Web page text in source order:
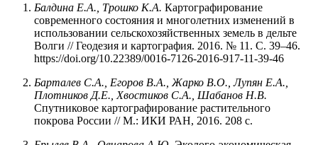
Балдина Е.А., Трошко К.А. Картографирование
современного состояния и многолетних изменений в
использовании сельскохозяйственных земель в дельте
Волги // Геодезия и картография. 2016. № 11. С. 39–46.
https://doi.org/10.22389/0016-7126-2016-917-11-39-46
Барталев С.А., Егоров В.А., Жарко В.О., Лупян Е.А.,
Плотников Д.Е., Хвостиков С.А., Шабанов Н.В.
Спутниковое картографирование растительного
покрова России // М.: ИКИ РАН, 2016. 208 с.